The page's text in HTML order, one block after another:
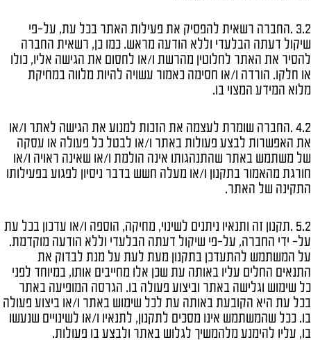
3.2 .החברה רשאית להפסיק את פעילות האתר בכל עת, על-פי
שיקול דעתה הבלעדי וללא הודעה מראש. כמו כן, רשאית החברה
להסיר את האתר לחלוטין מהרשת ו/או לחסום את הגישה אליו, כולו
או חלקו. הורדה ו/או חסימה כאמור עשויה להיות מלווה במחיקת
מלוא המידע המצוי בו.
4.2 .החברה שומרת לעצמה את הזכות למנוע את הגישה לאתר ו/או
את האפשרות לבצע פעולות באתר ו/או לבטל כל פעולה או עסקה
של משתמש באתר שהתנהגותו אינה הולמת ו/או שאינה ראויה ו/או
חורגת מהאמור בתקנון ו/או מעלה חשש בדבר ניסיון לפגוע בפעילותו
התקינה של האתר.
5.2 .תקנון זה ותנאיו ניתנים לשינוי, מחיקה, הוספה ו/או עדכון בכל עת
על- ידי החברה, על-פי שיקול דעתה הבלעדי וללא הודעה מוקדמת.
על המשתמש להתעדכן בתקנון מעת לעת על מנת לבדוק את
התנאים החלים עליו באותה עת שכן אלו מחייבים אותו, במיוחד לפני
כל שימוש וגלישה באתר וביצוע פעולה בו. הגרסה המופיעה באתר
בכל עת היא הקובעת באותה עת לכל שימוש באתר ו/או ביצוע פעולה
בו. ככל שהמשתמש אינו מסכים לתקנון, לתנאיו ו/או לשינויים שנעשו
בו, עליו להימנע מלהמשיך לגלוש באתר ולבצע בו פעולות.